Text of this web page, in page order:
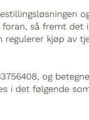
så fremt det
kjøp av
og
i det følgende